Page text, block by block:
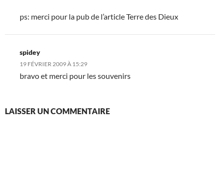
ps: merci pour la pub de l’article Terre des Dieux
spidey
19 FÉVRIER 2009 À 15:29
bravo et merci pour les souvenirs
LAISSER UN COMMENTAIRE